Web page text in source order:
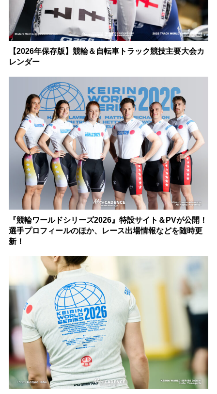
【2026年保存版】競輪＆自転車トラック競技主要大会カ
レンダー
『競輪ワールドシリーズ2026』特設サイト＆PVが公開！
選手プロフィールのほか、レース出場情報などを随時更
新！